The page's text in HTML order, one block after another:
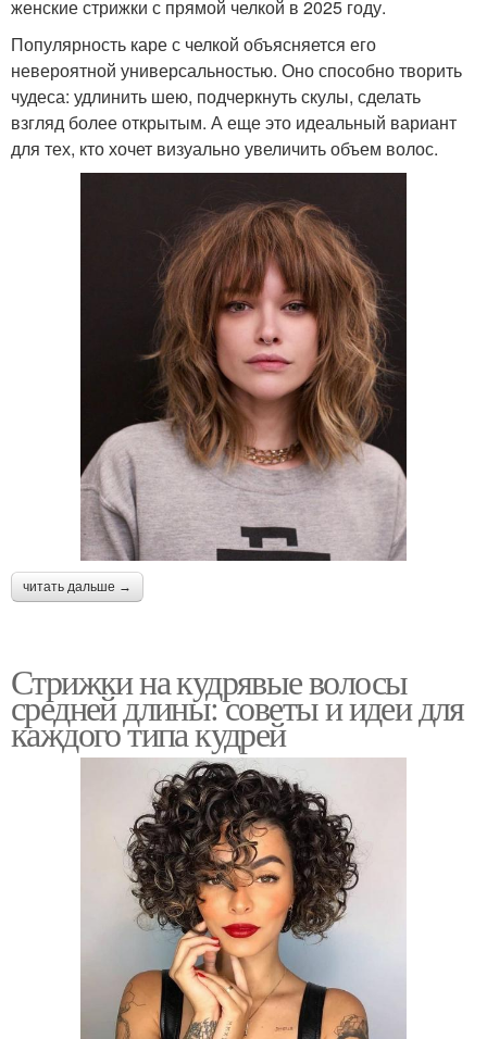
женские стрижки с прямой челкой в 2025 году.
Популярность каре с челкой объясняется его
невероятной универсальностью. Оно способно творить
чудеса: удлинить шею, подчеркнуть скулы, сделать
взгляд более открытым. А еще это идеальный вариант
для тех, кто хочет визуально увеличить объем волос.
читать дальше →
Стрижки на кудрявые волосы
средней длины: советы и идеи для
каждого типа кудрей